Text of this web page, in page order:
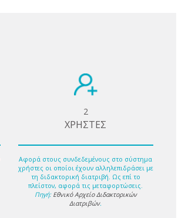
2
ΧΡΗΣΤΕΣ
Αφορά στους συνδεδεμένους στο σύστημα
χρήστες οι οποίοι έχουν αλληλεπιδράσει με
τη διδακτορική διατριβή. Ως επί το
πλείστον, αφορά τις μεταφορτώσεις.
Πηγή: Εθνικό Αρχείο Διδακτορικών
Διατριβών.